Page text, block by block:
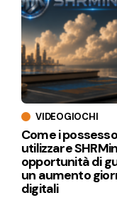
VIDEOGIOCHI
Come i
utilizzare
opportunità di
un aumento
digitali